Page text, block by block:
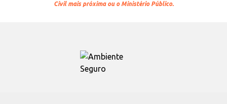
Civil mais próxima ou o Ministério Público.